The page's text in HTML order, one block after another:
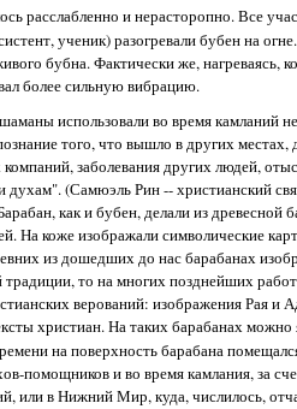
расслабленно и нерасторопно. Все
ученик) разогревали бубен на
бубна. Фактически же, нагреваясь,
более сильную вибрацию.
использовали во время камланий
того, что вышло в других
заболевания других людей,
духам". (Самюэль Рин -- христианский
как и бубен, делали из древесной
На коже изображали символические
из дошедших до нас барабанах
то на многих позднейших
верований: изображения Рая и
христиан. На таких барабанах можно
на поверхность барабана
помощников и во время камлания, за
или в Нижний Мир, куда, числилось,